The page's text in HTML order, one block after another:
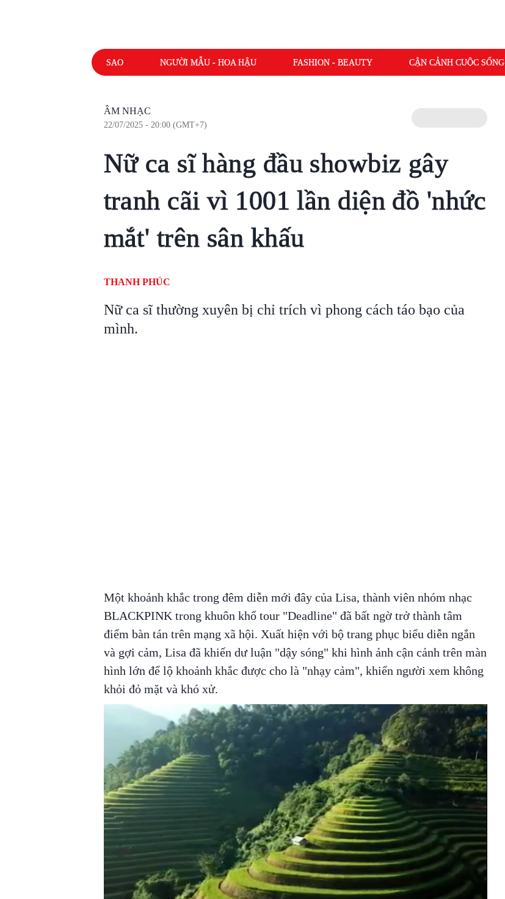
SAO NGƯỜI MẪU - HOA HẬU FASHION - BEAUTY CẬN CẢNH CUỘC SỐNG
ÂM NHẠC
22/07/2025 - 20:00 (GMT+7)
Nữ ca sĩ hàng đầu showbiz gây
tranh cãi vì 1001 lần diện đồ 'nhức
mắt' trên sân khấu
THANH PHÚC
Nữ ca sĩ thường xuyên bị chỉ trích vì phong cách táo bạo của
mình.
Một khoảnh khắc trong đêm diễn mới đây của Lisa, thành viên nhóm nhạc
BLACKPINK trong khuôn khổ tour "Deadline" đã bất ngờ trở thành tâm
điểm bàn tán trên mạng xã hội. Xuất hiện với bộ trang phục biểu diễn ngắn
và gợi cảm, Lisa đã khiến dư luận "dậy sóng" khi hình ảnh cận cảnh trên màn
hình lớn để lộ khoảnh khắc được cho là "nhạy cảm", khiến người xem không
khỏi đỏ mặt và khó xử.